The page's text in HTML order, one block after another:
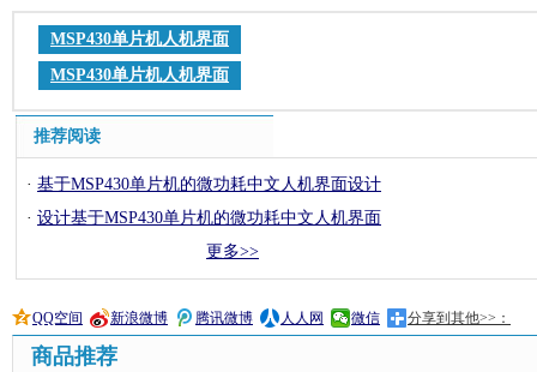
机
MSP430单片机人机界面
MSP430单片机人机界面
推荐阅读
· 基于MSP430单片机的微功耗中文人机界面设计
· 设计基于MSP430单片机的微功耗中文人机界面
更多>>
QQ空间 新浪微博 腾讯微博 人人网 微信 分享到其他>>：
商品推荐